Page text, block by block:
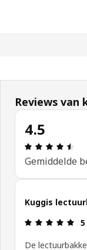
Reviews van
4.5
Gemiddelde
Reviews van
Kuggis
5
De